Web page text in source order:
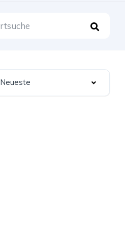
Neueste